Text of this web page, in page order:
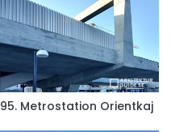
95. Metrostation Orientkaj